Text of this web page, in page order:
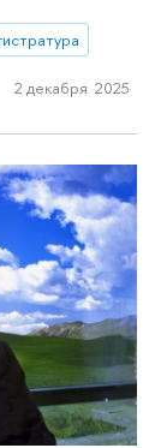
2 декабря 2025